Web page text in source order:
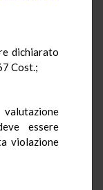
dichiarato
Cost.;
essere
violazione